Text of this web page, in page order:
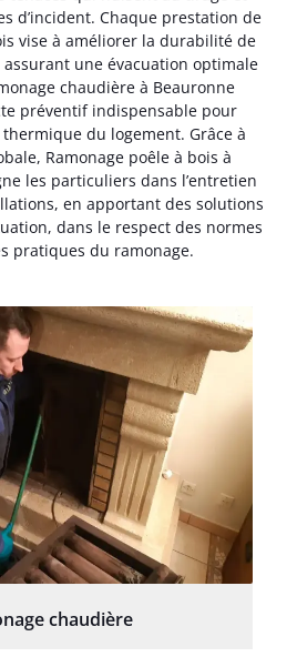
d’incident. Chaque prestation de
vise à améliorer la durabilité de
une évacuation optimale
chaudière à Beauronne
préventif indispensable pour
du logement. Grâce à
Ramonage poêle à bois à
les particuliers dans l’entretien
en apportant des solutions
dans le respect des normes
pratiques du ramonage.
chaudière